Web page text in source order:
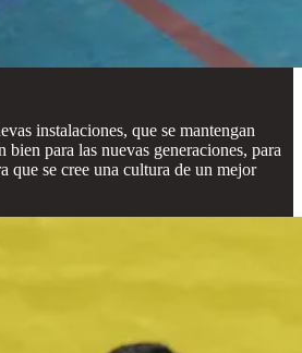
instalaciones, que se mantengan
bien para las nuevas generaciones, para
que se cree una cultura de un mejor